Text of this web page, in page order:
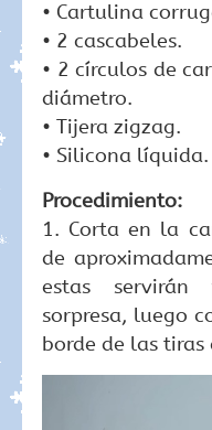
• Cartulina
• 2 cascabeles.
• 2 círculos de
diámetro.
• Tijera zigzag.
• Silicona líquida.
Procedimiento:
1. Corta en la
de
estas
sorpresa, luego
borde de las